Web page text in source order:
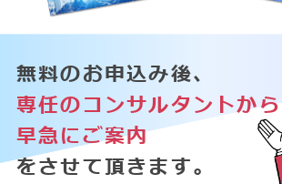
無料のお申込み後、
専任のコンサルタントから
早急にご案内
をさせて頂きます。